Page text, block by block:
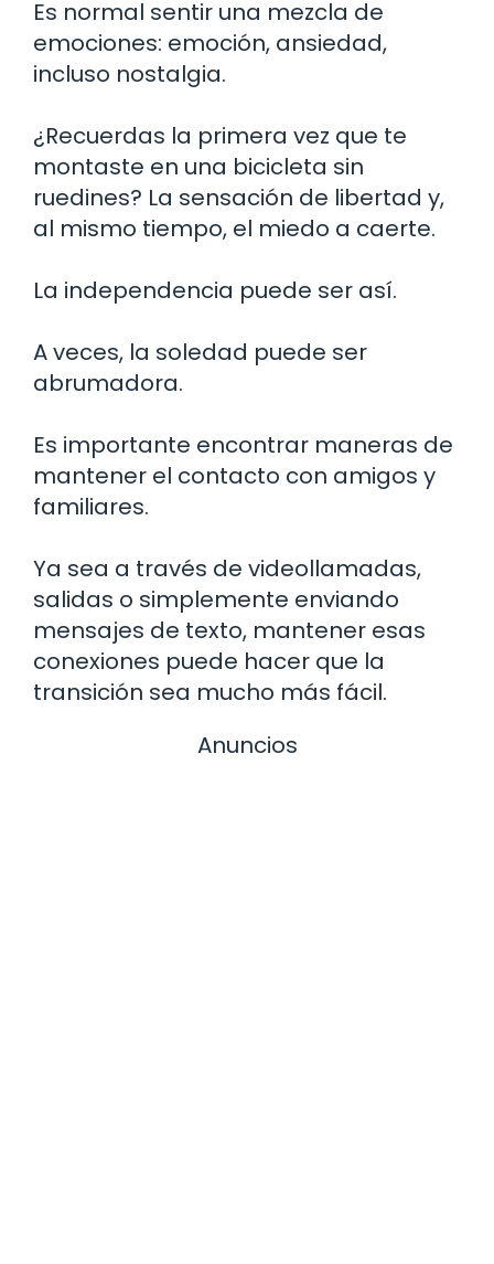
Es normal sentir una mezcla de
emociones: emoción, ansiedad,
incluso nostalgia.
¿Recuerdas la primera vez que te
montaste en una bicicleta sin
ruedines? La sensación de libertad y,
al mismo tiempo, el miedo a caerte.
La independencia puede ser así.
A veces, la soledad puede ser
abrumadora.
Es importante encontrar maneras de
mantener el contacto con amigos y
familiares.
Ya sea a través de videollamadas,
salidas o simplemente enviando
mensajes de texto, mantener esas
conexiones puede hacer que la
transición sea mucho más fácil.
Anuncios